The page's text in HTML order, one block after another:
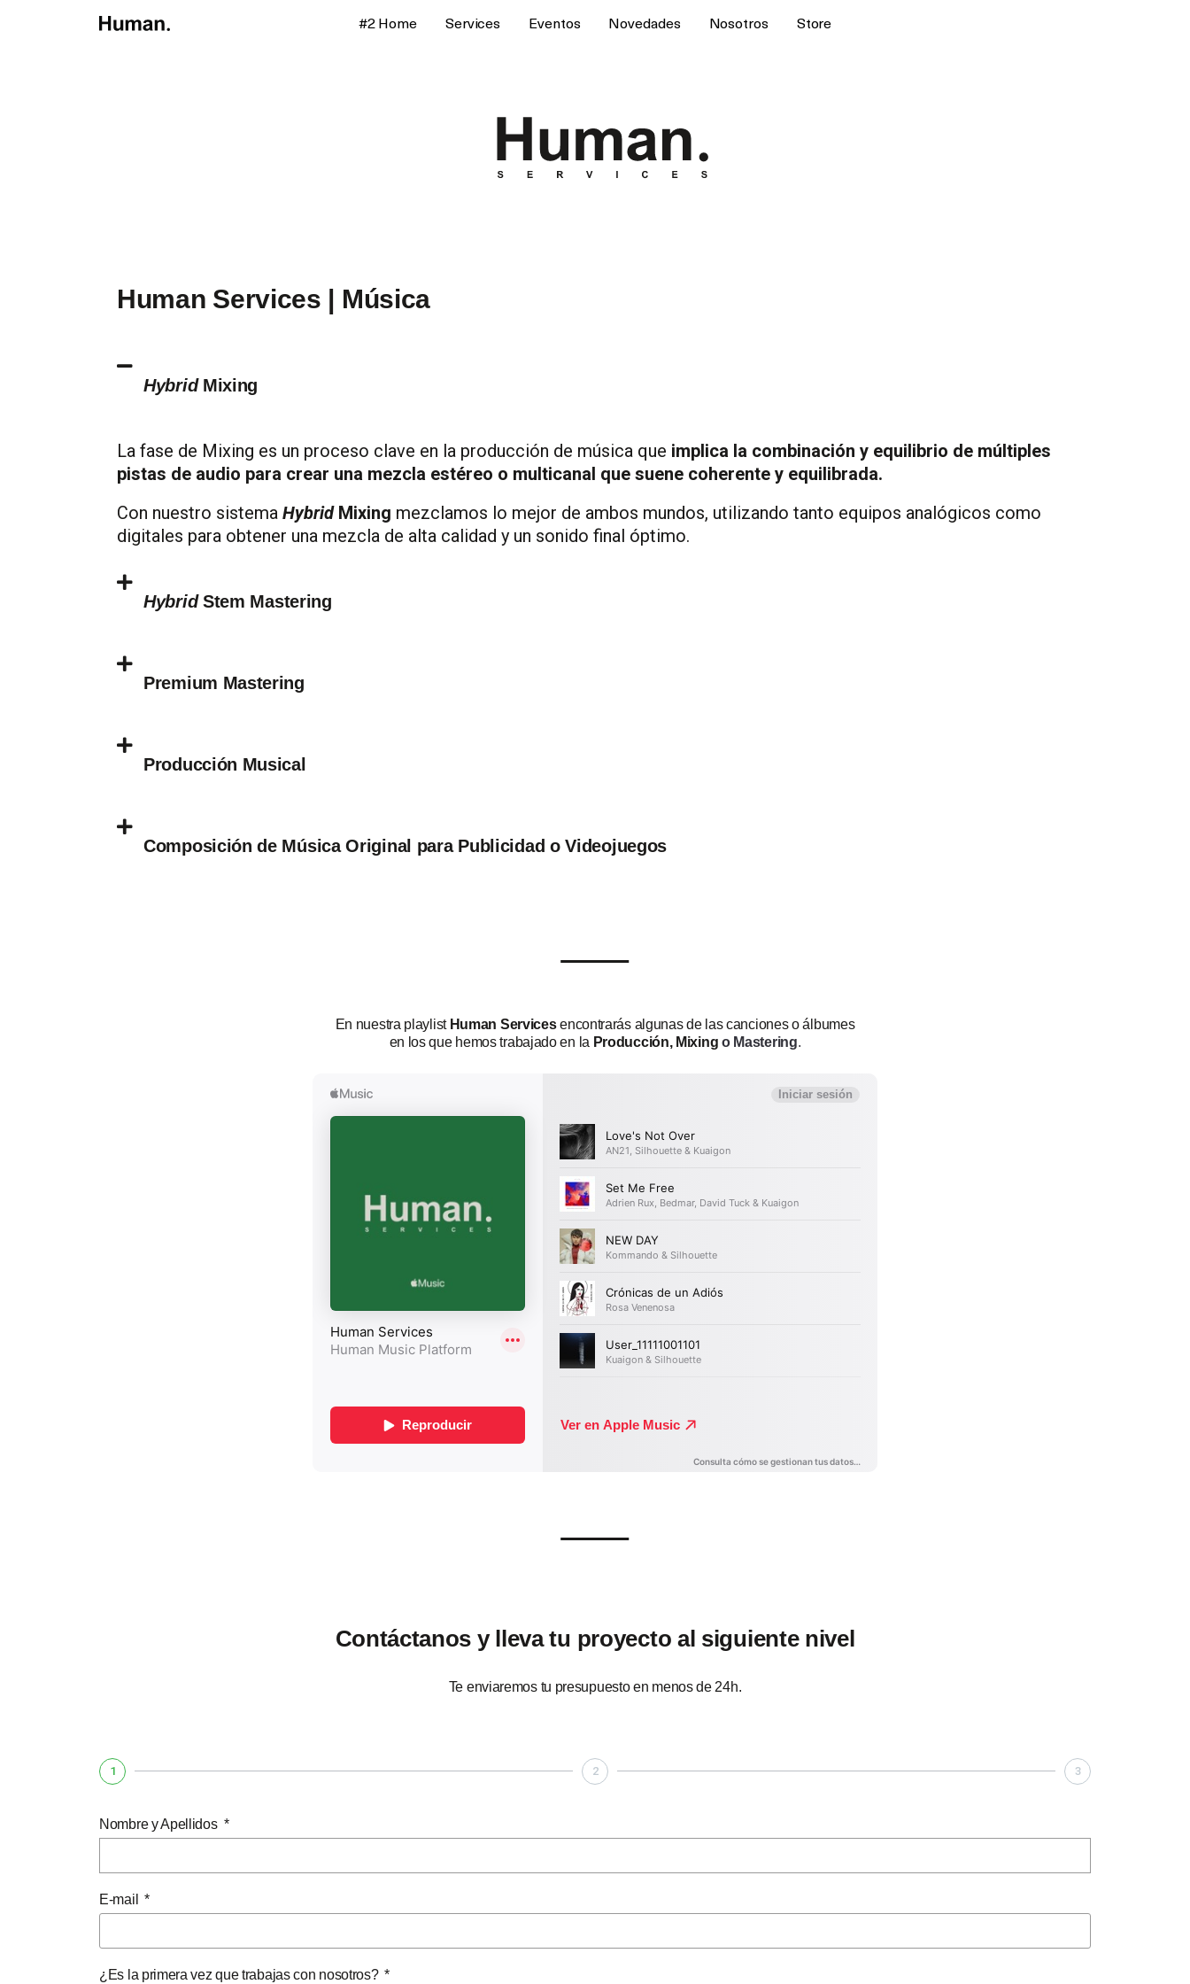
#2 Home Services Eventos Novedades Nosotros Store
Human Services | Música
HybridMixing
La fase de Mixing es un proceso clave en la producción de música que implica la combinación y equilibrio de múltiples
pistas de audio para crear una mezcla estéreo o multicanal que suene coherente y equilibrada.
Con nuestro sistema Hybrid Mixing mezclamos lo mejor de ambos mundos, utilizando tanto equipos analógicos como
digitales para obtener una mezcla de alta calidad y un sonido final óptimo.
HybridStem Mastering
Premium Mastering
Producción Musical
Composición de Música Original para Publicidad o Videojuegos
En nuestra playlist Human Servicesencontrarás algunas de las canciones o álbumes
en los que hemos trabajado en la Producción, Mixing o Mastering.
Contáctanos y lleva tu proyecto al siguiente nivel
Te enviaremos tu presupuesto en menos de 24h.
1 2 3
Nombre y Apellidos
E-mail
¿Es la primera vez que trabajas con nosotros?